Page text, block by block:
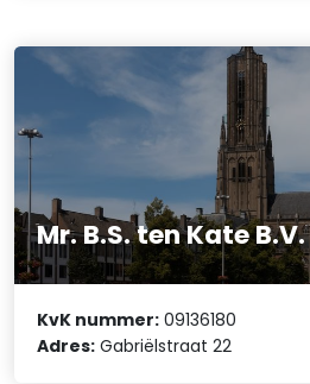
Mr. B.S. ten Kate B.V.
KvK nummer: 09136180
Adres: Gabriëlstraat 22